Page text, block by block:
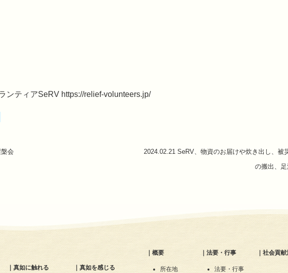
ンティアSeRV https://relief-volunteers.jp/
会
2024.02.21 SeRV、物資のお届けや炊き出し、被
の搬出、
真如に触れる 真如を感じる
概要
所在地
法要・行事
法要・行事
社会貢献